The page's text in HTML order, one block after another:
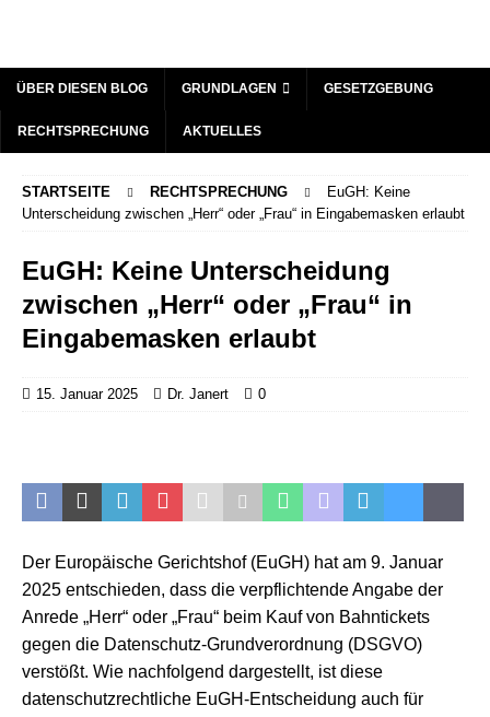
ÜBER DIESEN BLOG GRUNDLAGEN GESETZGEBUNG
RECHTSPRECHUNG AKTUELLES
STARTSEITE RECHTSPRECHUNG
EuGH: Keine
Unterscheidung zwischen „Herr“ oder „Frau“ in Eingabemasken erlaubt
EuGH: Keine Unterscheidung
zwischen „Herr“ oder „Frau“ in
Eingabemasken erlaubt
15. Januar 2025 Dr. Janert 0
Der Europäische Gerichtshof (EuGH) hat am 9. Januar
2025 entschieden, dass die verpflichtende Angabe der
Anrede „Herr“ oder „Frau“ beim Kauf von Bahntickets
gegen die Datenschutz-Grundverordnung (DSGVO)
verstößt. Wie nachfolgend dargestellt, ist diese
datenschutzrechtliche EuGH-Entscheidung auch für